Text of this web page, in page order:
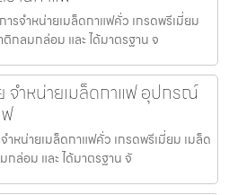
รจำหน่ายเมล็ดกาแฟคั่ว เกรดพรีเมี่ยม
กลมกล่อม และ ได้มาตรฐาน จ
จำหน่ายเมล็ดกาแฟ อุปกรณ์
หน่ายเมล็ดกาแฟคั่ว เกรดพรีเมี่ยม เมล็ด
ล่อม และ ได้มาตรฐาน จั